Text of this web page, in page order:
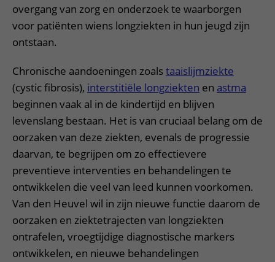
overgang van zorg en onderzoek te waarborgen
voor patiënten wiens longziekten in hun jeugd zijn
ontstaan.
Chronische aandoeningen zoalstaaislijmziekte
(cystic fibrosis), interstitiële longziekten en astma
beginnen vaak al in de kindertijd en blijven
levenslang bestaan. Het is van cruciaal belang om de
oorzaken van deze ziekten, evenals de progressie
daarvan, te begrijpen om zo effectievere
preventieve interventies en behandelingen te
ontwikkelen die veel van leed kunnen voorkomen.
Van den Heuvel wil in zijn nieuwe functie daarom de
oorzaken en ziektetrajecten van longziekten
ontrafelen, vroegtijdige diagnostische markers
ontwikkelen, en nieuwe behandelingen